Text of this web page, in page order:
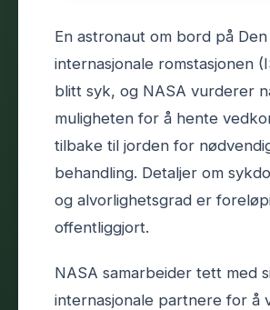
En astronaut om bord på Den
internasjonale romstasjonen
blitt syk, og NASA vurderer
muligheten for å hente
tilbake til jorden for
behandling. Detaljer om
og alvorlighetsgrad er
offentliggjort.
NASA samarbeider tett med
internasjonale partnere for å